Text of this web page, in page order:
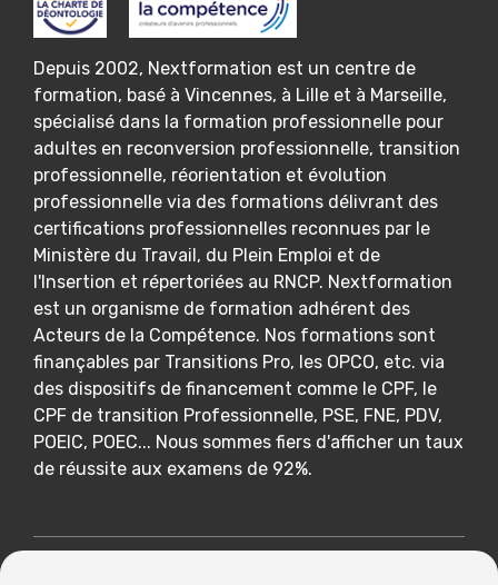
Depuis 2002, Nextformation est un centre de
formation, basé à Vincennes, à Lille et à Marseille,
spécialisé dans la formation professionnelle pour
adultes en reconversion professionnelle, transition
professionnelle, réorientation et évolution
professionnelle via des formations délivrant des
certifications professionnelles reconnues par le
Ministère du Travail, du Plein Emploi et de
l'Insertion et répertoriées au RNCP. Nextformation
est un organisme de formation adhérent des
Acteurs de la Compétence. Nos formations sont
finançables par Transitions Pro, les OPCO, etc. via
des dispositifs de financement comme le CPF, le
CPF de transition Professionnelle, PSE, FNE, PDV,
POEIC, POEC... Nous sommes fiers d'afficher un taux
de réussite aux examens de 92%.